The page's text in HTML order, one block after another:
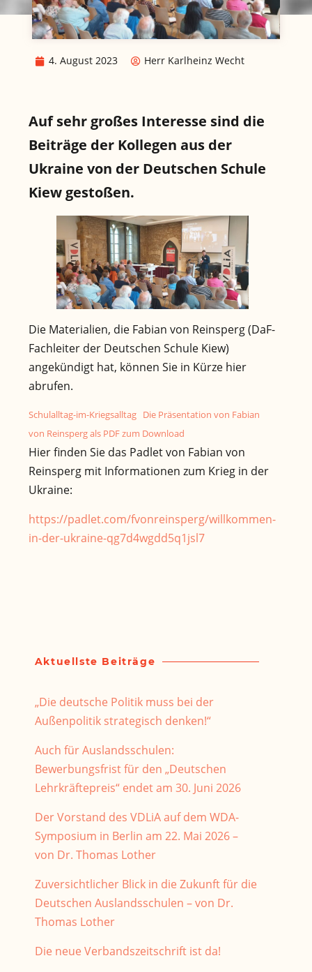
4. August 2023 Herr Karlheinz Wecht
Auf sehr großes Interesse sind die
Beiträge der Kollegen aus der
Ukraine von der Deutschen Schule
Kiew gestoßen.
Die Materialien, die Fabian von Reinsperg (DaF-
Fachleiter der Deutschen Schule Kiew)
angekündigt hat, können Sie in Kürze hier
abrufen.
Schulalltag-im-Kriegsalltag Die Präsentation von Fabian
von Reinsperg als PDF zum Download
Hier finden Sie das Padlet von Fabian von
Reinsperg mit Informationen zum Krieg in der
Ukraine:
https://padlet.com/fvonreinsperg/willkommen-
in-der-ukraine-qg7d4wgdd5q1jsl7
Aktuellste Beiträge
„Die deutsche Politik muss bei der
Außenpolitik strategisch denken!“
Auch für Auslandsschulen:
Bewerbungsfrist für den „Deutschen
Lehrkräftepreis“ endet am 30. Juni 2026
Der Vorstand des VDLiA auf dem WDA-
Symposium in Berlin am 22. Mai 2026 –
von Dr. Thomas Lother
Zuversichtlicher Blick in die Zukunft für die
Deutschen Auslandsschulen – von Dr.
Thomas Lother
Die neue Verbandszeitschrift ist da!